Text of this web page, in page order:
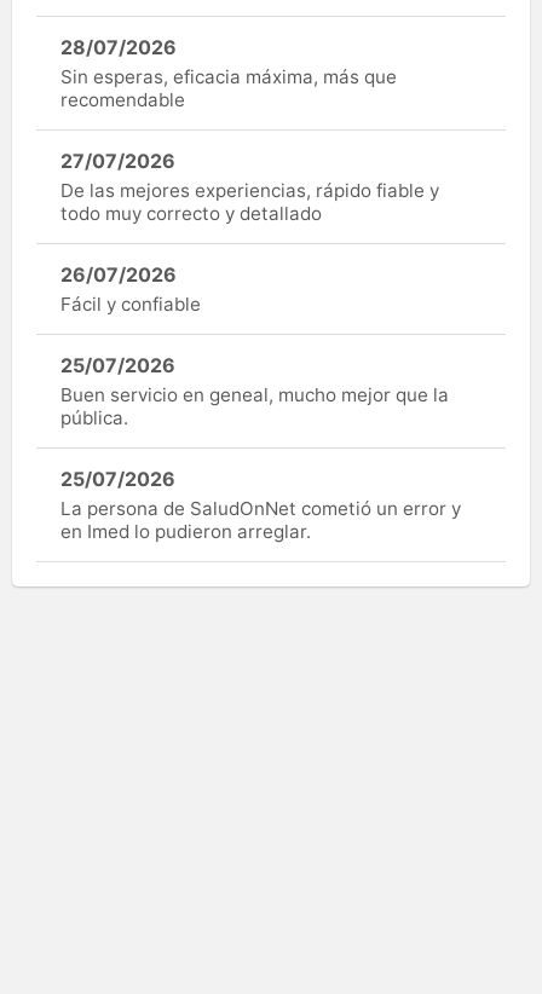
28/07/2026
Sin esperas, eficacia máxima, más que
recomendable
27/07/2026
De las mejores experiencias, rápido fiable y
todo muy correcto y detallado
26/07/2026
Fácil y confiable
25/07/2026
Buen servicio en geneal, mucho mejor que la
pública.
25/07/2026
La persona de SaludOnNet cometió un error y
en Imed lo pudieron arreglar.